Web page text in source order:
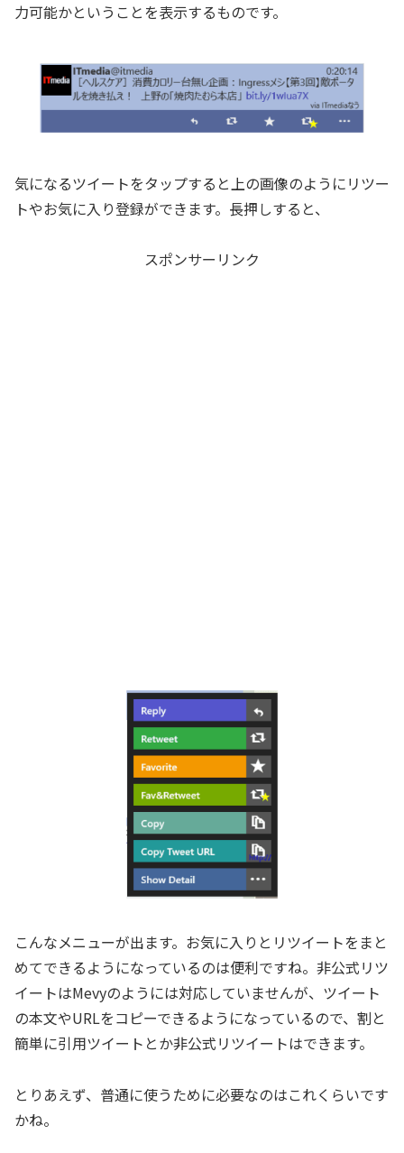
力可能かということを表示するものです。
気になるツイートをタップすると上の画像のようにリツー
トやお気に入り登録ができます。長押しすると、
スポンサーリンク
こんなメニューが出ます。お気に入りとリツイートをまと
めてできるようになっているのは便利ですね。非公式リツ
イートはMevyのようには対応していませんが、ツイート
の本文やURLをコピーできるようになっているので、割と
簡単に引用ツイートとか非公式リツイートはできます。
とりあえず、普通に使うために必要なのはこれくらいです
かね。